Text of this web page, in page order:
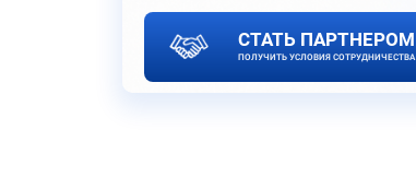
СТАТЬ ПАРТНЕРОМ
ПОЛУЧИТЬ УСЛОВИЯ СОТРУДНИЧЕСТВА